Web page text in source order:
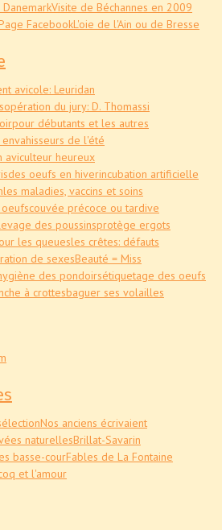
Visite de Béchannes en 2009
FacebookL'oie de l'Ain ou de Bresse
avicole: Leuridan
opération du jury: D. Thomassi
pour débutants et les autres
de l'été
aviculteur heureux
des oeufs en hiverincubation artificielle
les maladies, vaccins et soins
couvée précoce ou tardive
des poussinsprotège ergots
les queuesles crêtes: défauts
de sexesBeauté = Miss
des pondoirsétiquetage des oeufs
à crottesbaguer ses volailles
Nos anciens écrivaient
naturellesBrillat-Savarin
basse-courFables de La Fontaine
et l'amour